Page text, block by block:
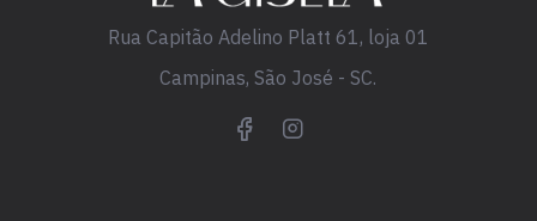
Rua Capitão Adelino Platt 61, loja 01
Campinas, São José - SC.